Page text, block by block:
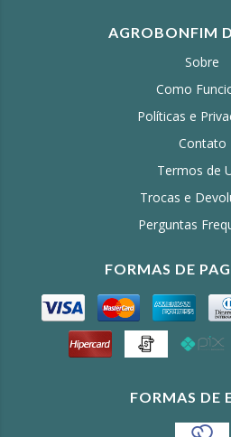
AGROBONFIM
Sobre
Como
Políticas e
Contato
Termos de
Trocas e
Perguntas
FORMAS DE
FORMAS DE